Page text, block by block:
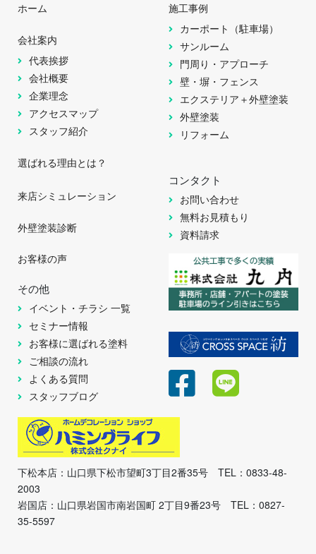
ホーム
会社案内
代表挨拶
会社概要
企業理念
アクセスマップ
スタッフ紹介
選ばれる理由とは？
施工事例
カーポート（駐車場）
サンルーム
門周り・アプローチ
壁・塀・フェンス
エクステリア＋外壁塗装
外壁塗装
リフォーム
来店シミュレーション
外壁塗装診断
お客様の声
その他
イベント・チラシ 一覧
セミナー情報
お客様に選ばれる塗料
ご相談の流れ
よくある質問
スタッフブログ
コンタクト
お問い合わせ
無料お見積もり
資料請求
下松本店：山口県下松市望町3丁目2番35号 TEL：0833-48-
2003
岩国店：山口県岩国市南岩国町 2丁目9番23号 TEL：0827-
35-5597